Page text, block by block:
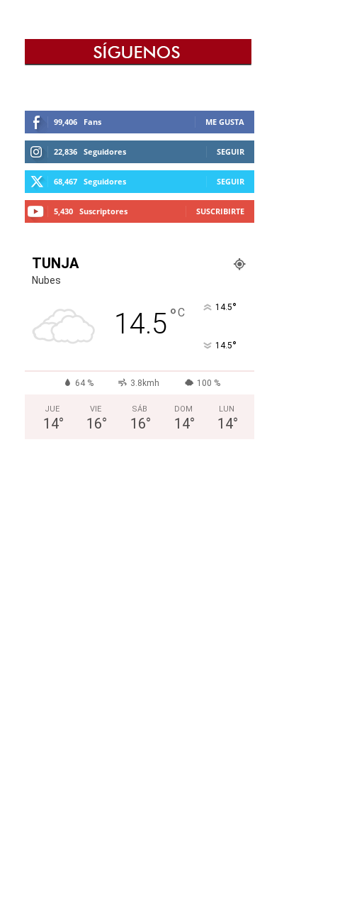
99,406 Fans ME GUSTA
22,836 Seguidores SEGUIR
68,467 Seguidores SEGUIR
5,430 Suscriptores SUSCRIBIRTE
TUNJA
Nubes
14.5°C 14.5°
14.5°
64 % 3.8kmh 100 %
JUE
14°
VIE
16°
SÁB
16°
DOM
14°
LUN
14°